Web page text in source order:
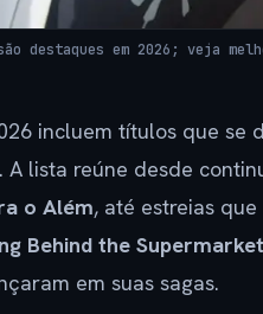
destaques em 2026; veja
incluem títulos que
A lista reúne desde
o Além, até estreias
Behind the
em suas sagas.